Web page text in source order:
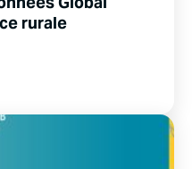
rurale